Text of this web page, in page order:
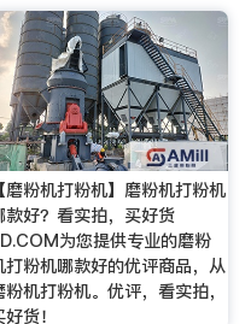
【磨粉机打粉机】磨粉机打粉机
款好？看实拍，买好货
为您提供专业的磨粉
打粉机哪款好的优评商品，从
粉机打粉机。优评，看实拍，
好货！